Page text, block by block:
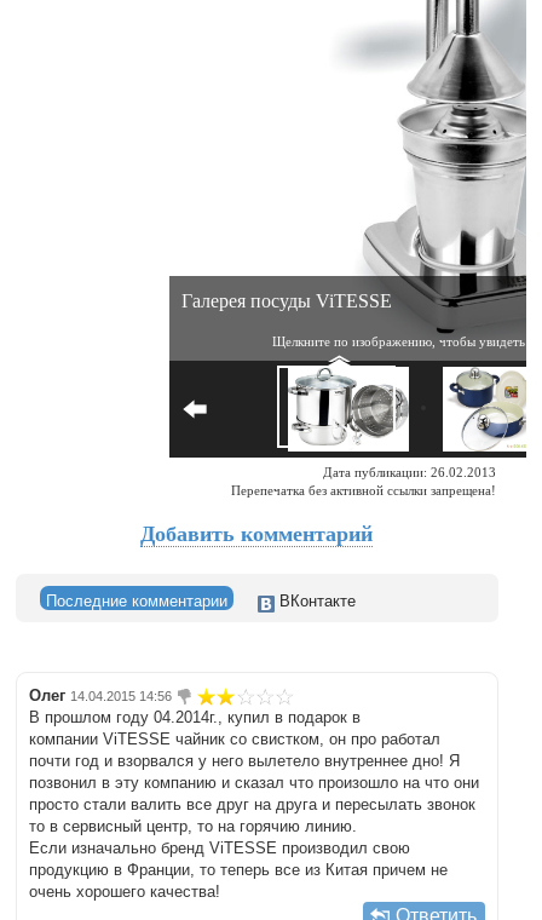
Галерея посуды ViTESSE
Щелкните по изображению, чтобы увидеть
Дата публикации: 26.02.2013
Перепечатка без активной ссылки запрещена!
Добавить комментарий
Последние комментарии ВКонтакте
Олег 14.04.2015 14:56
В прошлом году 04.2014г., купил в подарок в
компании ViTESSE чайник со свистком, он про работал
почти год и взорвался у него вылетело внутреннее дно! Я
позвонил в эту компанию и сказал что произошло на что они
просто стали валить все друг на друга и пересылать звонок
то в сервисный центр, то на горячию линию.
Если изначально бренд ViTESSE производил свою
продукцию в Франции, то теперь все из Китая причем не
очень хорошего качества!
Ответить